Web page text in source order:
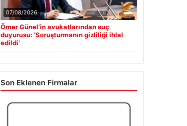
07/08/2026
Ömer Günel’in avukatlarından suç
edildi’
Son Eklenen Firmalar